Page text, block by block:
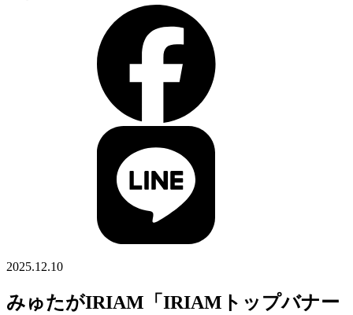
2025.12.10
みゅたがIRIAM「IRIAMトップバナー